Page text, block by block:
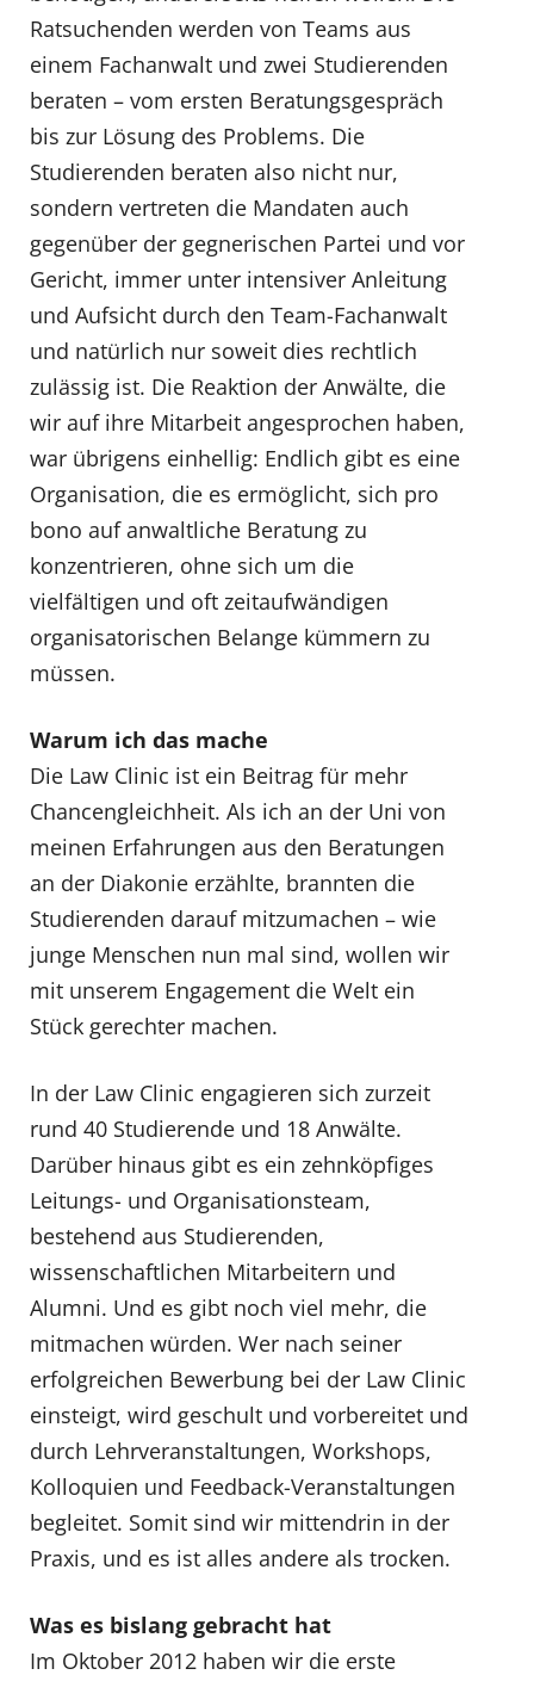
Ratsuchenden werden von Teams aus
einem Fachanwalt und zwei Studierenden
beraten – vom ersten Beratungsgespräch
bis zur Lösung des Problems. Die
Studierenden beraten also nicht nur,
sondern vertreten die Mandaten auch
gegenüber der gegnerischen Partei und vor
Gericht, immer unter intensiver Anleitung
und Aufsicht durch den Team-Fachanwalt
und natürlich nur soweit dies rechtlich
zulässig ist. Die Reaktion der Anwälte, die
wir auf ihre Mitarbeit angesprochen haben,
war übrigens einhellig: Endlich gibt es eine
Organisation, die es ermöglicht, sich pro
bono auf anwaltliche Beratung zu
konzentrieren, ohne sich um die
vielfältigen und oft zeitaufwändigen
organisatorischen Belange kümmern zu
müssen.
Warum ich das mache
Die Law Clinic ist ein Beitrag für mehr
Chancengleichheit. Als ich an der Uni von
meinen Erfahrungen aus den Beratungen
an der Diakonie erzählte, brannten die
Studierenden darauf mitzumachen – wie
junge Menschen nun mal sind, wollen wir
mit unserem Engagement die Welt ein
Stück gerechter machen.
In der Law Clinic engagieren sich zurzeit
rund 40 Studierende und 18 Anwälte.
Darüber hinaus gibt es ein zehnköpfiges
Leitungs- und Organisationsteam,
bestehend aus Studierenden,
wissenschaftlichen Mitarbeitern und
Alumni. Und es gibt noch viel mehr, die
mitmachen würden. Wer nach seiner
erfolgreichen Bewerbung bei der Law Clinic
einsteigt, wird geschult und vorbereitet und
durch Lehrveranstaltungen, Workshops,
Kolloquien und Feedback-Veranstaltungen
begleitet. Somit sind wir mittendrin in der
Praxis, und es ist alles andere als trocken.
Was es bislang gebracht hat
Im Oktober 2012 haben wir die erste